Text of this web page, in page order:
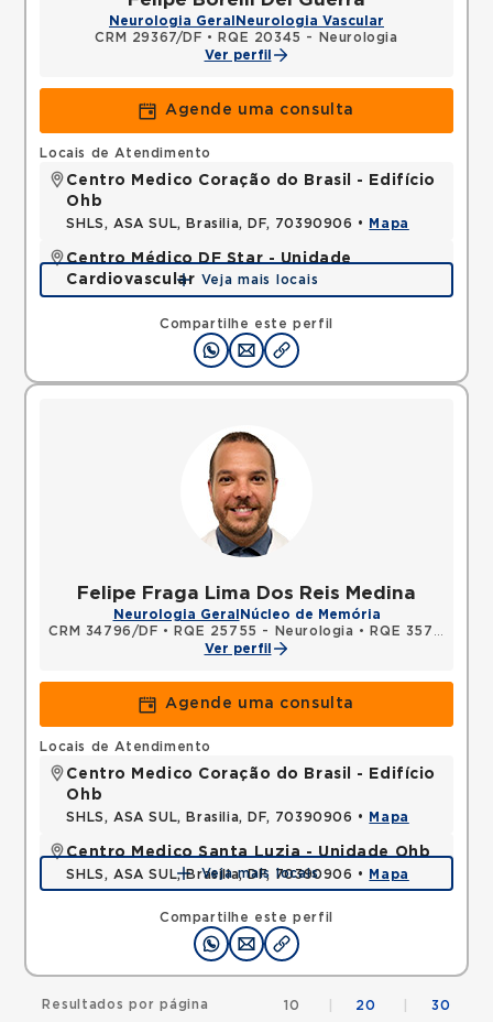
Neurologia Geral Neurologia Vascular
CRM 29367/DF •
RQE 20345 - Neurologia
Ver perfil
Agende uma consulta
Compartilhe este perfil
Locais de Atendimento
Centro Medico Coração do Brasil - Edifício
Ohb
SHLS, ASA SUL, Brasilia, DF, 70390906 • Mapa
Centro Médico DF Star - Unidade
Cardiovascular
SGAS, ASA SUL, Brasilia, DF, 70390150 •Mapa
Veja mais locais
Felipe Fraga Lima Dos Reis Medina
Neurologia Geral Núcleo de Memória
CRM 34796/DF • RQE 25755 - Neurologia •
RQE 35712 - Neurologia
Ver perfil
Agende uma consulta
Compartilhe este perfil
Locais de Atendimento
Centro Medico Coração do Brasil - Edifício
Ohb
SHLS, ASA SUL, Brasilia, DF, 70390906 • Mapa
Centro Medico Santa Luzia - Unidade Ohb
SHLS, ASA SUL, Brasilia, DF, 70390906 • Mapa
Veja mais locais
Resultados por página 10 20 30